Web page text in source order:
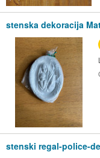
stenska dekoracija
stenski regal-police-